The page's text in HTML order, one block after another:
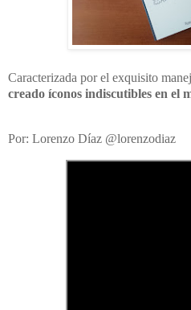
Caracterizada por el exquisito
creado íconos indiscutibles en el
Por: Lorenzo Díaz @lorenzodiaz